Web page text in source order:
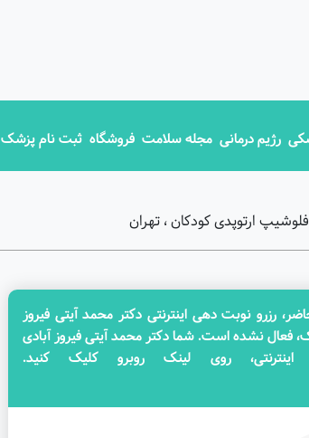
رژیم درمانی مجله سلامت فروشگاه ثبت نام پزشک
ارتوپدی کودکان ، تهران
نوبت دهی اینترنتی دکتر محمد آیتی فیروز
فعال نشده است. شما دکتر محمد آیتی فیروز آبادی
روی لینک روبرو کلیک کنید.